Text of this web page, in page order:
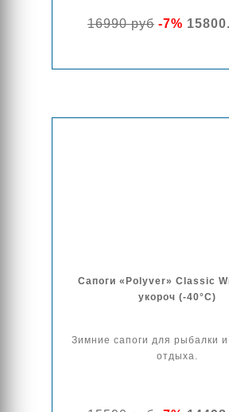
16990 руб-7%
Сапоги «Polyver» Classic
укороч (-40°C)
Зимние сапоги для рыбалки и
отдыха.